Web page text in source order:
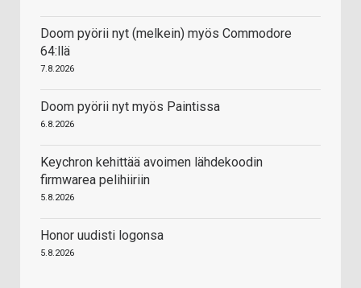
Doom pyörii nyt (melkein) myös Commodore
64:llä
7.8.2026
Doom pyörii nyt myös Paintissa
6.8.2026
Keychron kehittää avoimen lähdekoodin
firmwarea pelihiiriin
5.8.2026
Honor uudisti logonsa
5.8.2026